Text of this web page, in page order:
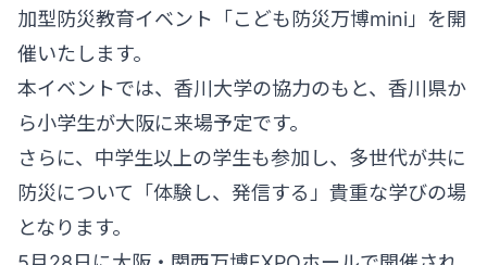
加型防災教育イベント「こども防災万博mini」を開
催いたします。
本イベントでは、香川大学の協力のもと、香川県か
ら小学生が大阪に来場予定です。
さらに、中学生以上の学生も参加し、多世代が共に
防災について「体験し、発信する」貴重な学びの場
となります。